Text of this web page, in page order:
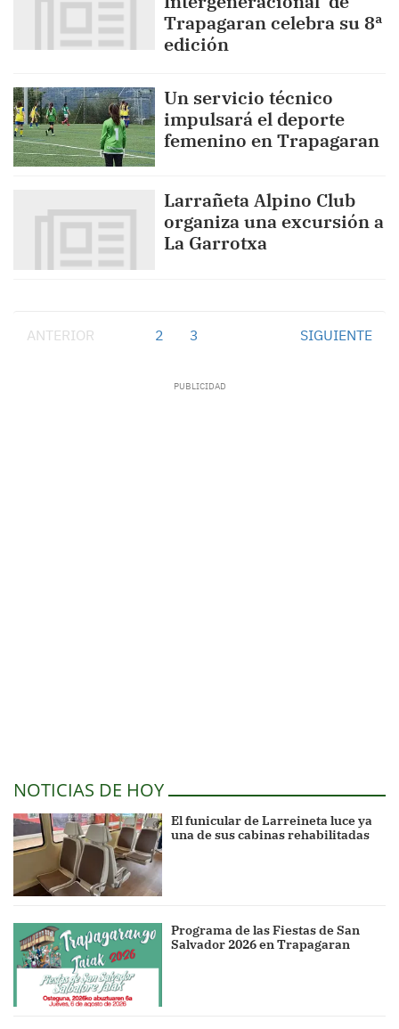
Trapagaran celebra su 8ª
edición
Un servicio técnico
impulsará el deporte
femenino en Trapagaran
Larrañeta Alpino Club
organiza una excursión a
La Garrotxa
ANTERIOR 2 3 SIGUIENTE
NOTICIAS DE HOY
El funicular de Larreineta luce ya
una de sus cabinas rehabilitadas
Programa de las Fiestas de San
Salvador 2026 en Trapagaran